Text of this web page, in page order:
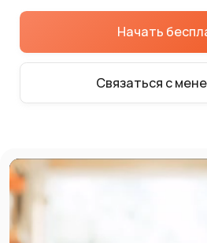
Связаться с менеджером